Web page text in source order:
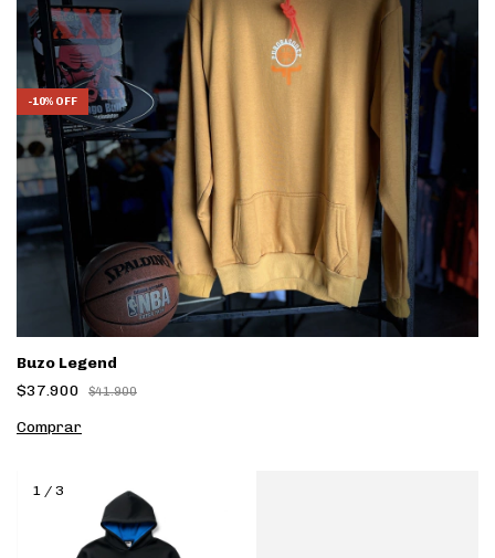
-10% OFF
Buzo Legend
$37.900
$41.900
Comprar
1 / 3